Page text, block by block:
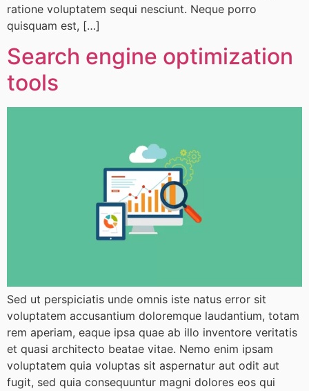
ratione voluptatem sequi nesciunt. Neque porro
quisquam est, […]
Search engine optimization
tools
Sed ut perspiciatis unde omnis iste natus error sit
voluptatem accusantium doloremque laudantium, totam
rem aperiam, eaque ipsa quae ab illo inventore veritatis
et quasi architecto beatae vitae. Nemo enim ipsam
voluptatem quia voluptas sit aspernatur aut odit aut
fugit, sed quia consequuntur magni dolores eos qui